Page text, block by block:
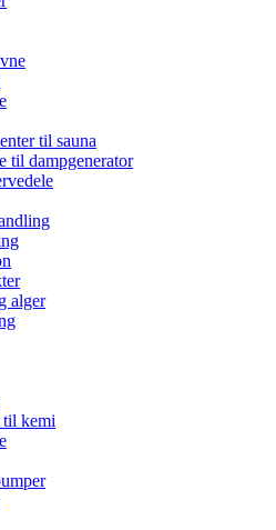
til sauna
til dampgenerator
alger
kemi